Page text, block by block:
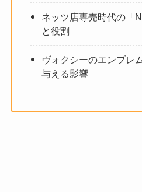
ネッツ店専売時代の「
と役割
ヴォクシーのエンブレ
与える影響